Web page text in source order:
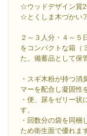
☆ウッドデザイン賞
☆とくしま木づかい
２～３人分・４～５
をコンパクトな箱（
た。備蓄品として保
・スギ木粉が持つ消
マーを配合し凝固性
・便、尿をゼリー状
す。
・回数分の袋を同梱
ため衛生面で優れま